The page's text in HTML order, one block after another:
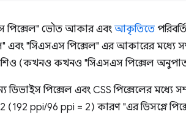
পিক্সেল" ভৌত আকার এবং আকৃতিতে
এবং "সিএসএস পিক্সেল" এর আকারের মধ্যে
(কখনও কখনও "সিএসএস পিক্সেল
ডিভাইস পিক্সেল এবং CSS পিক্সেলের মধ্যে
ppi/96 ppi = 2) কারণ "এর ডিসপ্লে